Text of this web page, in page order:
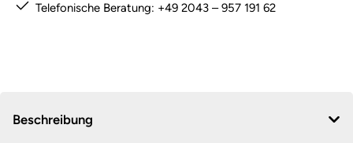
Telefonische Beratung: +49 2043 – 957 191 62
Beschreibung